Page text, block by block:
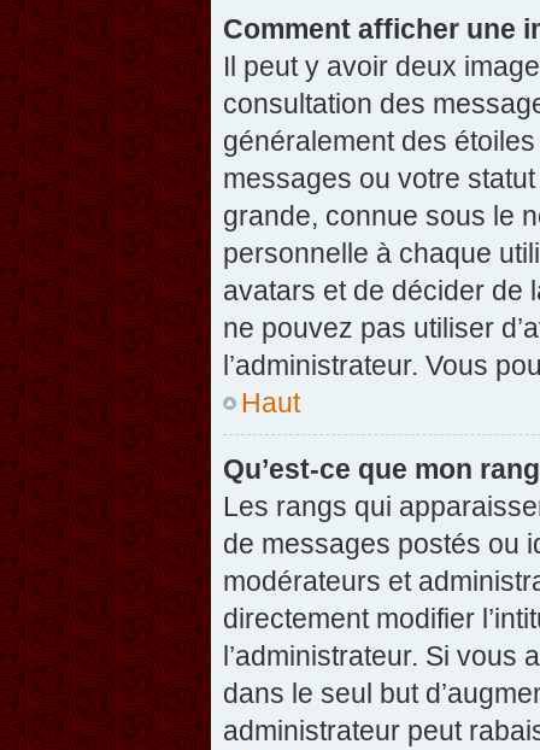
Comment afficher une
Il peut y avoir deux
consultation des
généralement des
messages ou votre
grande, connue sous le
personnelle à chaque
avatars et de décider de
ne pouvez pas utiliser
l’administrateur. Vous
Haut
Qu’est-ce que mon
Les rangs qui
de messages postés ou
modérateurs et
directement modifier
l’administrateur. Si vous
dans le seul but
administrateur peut